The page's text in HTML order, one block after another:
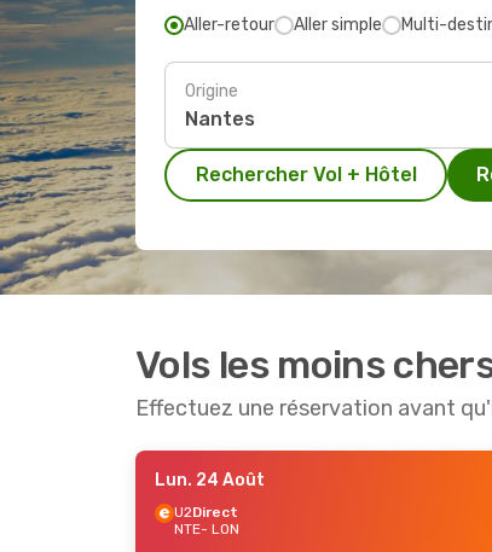
Aller-retour Aller simple Multi-
Origine
Rechercher Vol + Hôtel
Vols les moins
Effectuez une réservation avant
Lun. 24 Août
U2Direct
NTE- LON